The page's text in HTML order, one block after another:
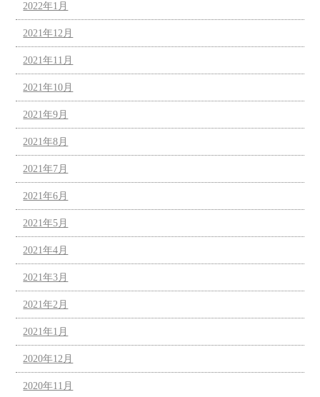
2022年1月
2021年12月
2021年11月
2021年10月
2021年9月
2021年8月
2021年7月
2021年6月
2021年5月
2021年4月
2021年3月
2021年2月
2021年1月
2020年12月
2020年11月